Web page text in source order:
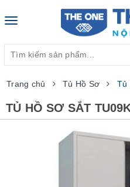
Toggle
Trang chủ Tủ Hồ Sơ Tủ
TỦ HỒ SƠ SẮT